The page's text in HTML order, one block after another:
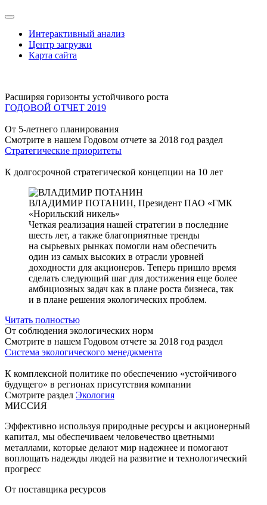
Интерактивный анализ
Центр загрузки
Карта сайта
Расширяя горизонты устойчивого роста
ГОДОВОЙ ОТЧЕТ 2019
От 5-летнего планирования
Смотрите в нашем Годовом отчете за 2018 год раздел
Стратегические приоритеты
К долгосрочной стратегической концепции на 10 лет
ВЛАДИМИР ПОТАНИН, Президент ПАО «ГМК
«Норильский никель»
Четкая реализация нашей стратегии в последние
шесть лет, а также благоприятные тренды
на сырьевых рынках помогли нам обеспечить
один из самых высоких в отрасли уровней
доходности для акционеров. Теперь пришло время
сделать следующий шаг для достижения еще более
амбициозных задач как в плане роста бизнеса, так
и в плане решения экологических проблем.
Читать полностью
От соблюдения экологических норм
Смотрите в нашем Годовом отчете за 2018 год раздел
Система экологического менеджмента
К комплексной политике по обеспечению «устойчивого
будущего» в регионах присутствия компании
Смотрите раздел Экология
МИССИЯ
Эффективно используя природные ресурсы и акционерный
капитал, мы обеспечиваем человечество цветными
металлами, которые делают мир надежнее и помогают
воплощать надежды людей на развитие и технологический
прогресс
От поставщика ресурсов